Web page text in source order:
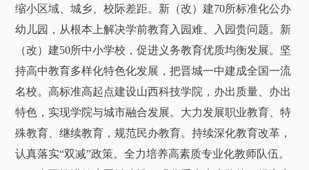
缩小区域、城乡、校际差距。新（改）建70所标准化公办
幼儿园，从根本上解决学前教育入园难、入园贵问题。新
（改）建50所中小学校，促进义务教育优质均衡发展。坚
持高中教育多样化特色化发展，把晋城一中建成全国一流
名校。高标准高起点建设山西科技学院，办出质量、办出
特色，实现学院与城市融合发展。大力发展职业教育、特
殊教育、继续教育，规范民办教育。持续深化教育改革，
认真落实“双减”政策。全力培养高素质专业化教师队伍。